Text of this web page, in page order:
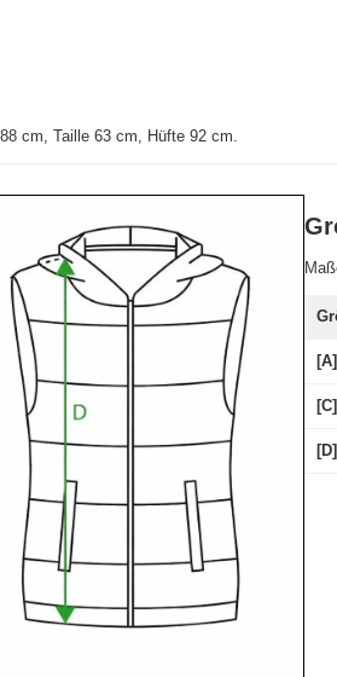
cm, Taille 63 cm, Hüfte 92 cm.